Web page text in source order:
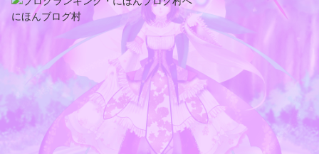
にほんブログ村